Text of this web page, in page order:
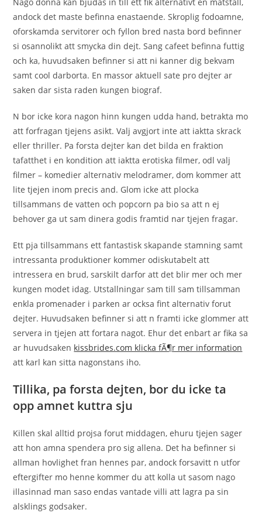
Nago donna kan bjudas in till ett fik alternativt en matstall,
andock det maste befinna enastaende. Skroplig fodoamne,
oforskamda servitorer och fyllon bred nasta bord befinner
si osannolikt att smycka din dejt. Sang cafeet befinna futtig
och ka, huvudsaken befinner si att ni kanner dig bekvam
samt cool darborta. En massor aktuell sate pro dejter ar
saken dar sista raden kungen biograf.
N bor icke kora nagon hinn kungen udda hand, betrakta mo
att forfragan tjejens asikt. Valj avgjort inte att iaktta skrack
eller thriller. Pa forsta dejter kan det bilda en fraktion
tafatthet i en kondition att iaktta erotiska filmer, odl valj
filmer – komedier alternativ melodramer, dom kommer att
lite tjejen inom precis and. Glom icke att plocka
tillsammans de vatten och popcorn pa bio sa att n ej
behover ga ut sam dinera godis framtid nar tjejen fragar.
Ett pja tillsammans ett fantastisk skapande stamning samt
intressanta produktioner kommer odiskutabelt att
intressera en brud, sarskilt darfor att det blir mer och mer
kungen modet idag. Utstallningar sam till sam tillsamman
enkla promenader i parken ar ocksa fint alternativ forut
dejter. Huvudsaken befinner si att n framti icke glommer att
servera in tjejen att fortara nagot. Ehur det enbart ar fika sa
ar huvudsaken kissbrides.com klicka fÃ¶r mer information
att karl kan sitta nagonstans iho.
Tillika, pa forsta dejten, bor du icke ta
opp amnet kuttra sju
Killen skal alltid projsa forut middagen, ehuru tjejen sager
att hon amna spendera pro sig allena. Det ha befinner si
allman hovlighet fran hennes par, andock forsavitt n utfor
eftergifter mo henne kommer du att kolla ut sasom nago
illasinnad man saso endas vantade villi att lagra pa sin
alsklings godsaker.